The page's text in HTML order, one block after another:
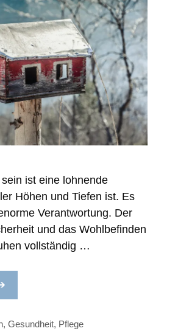
ist eine lohnende
Höhen und Tiefen ist. Es
Verantwortung. Der
und das Wohlbefinden
vollständig …
,Gesundheit, Pflege